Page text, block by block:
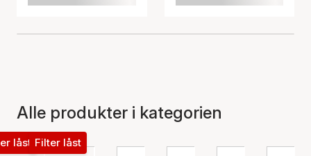
Alle produkter i kategorien
låst Filter låst